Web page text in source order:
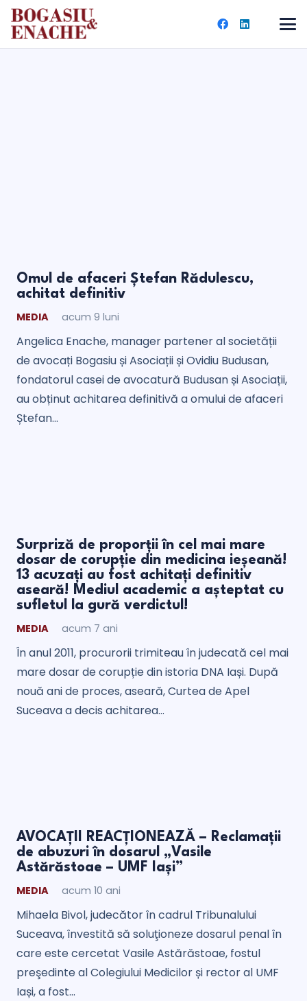
Omul de afaceri Ștefan Rădulescu,
achitat definitiv
MEDIA acum 9 luni
Angelica Enache, manager partener al societății
de avocați Bogasiu și Asociații și Ovidiu Budusan,
fondatorul casei de avocatură Budusan și Asociații,
au obținut achitarea definitivă a omului de afaceri
Ștefan…
Surpriză de proporții în cel mai mare
dosar de corupție din medicina ieșeană!
13 acuzați au fost achitați definitiv
aseară! Mediul academic a așteptat cu
sufletul la gură verdictul!
MEDIA acum 7 ani
În anul 2011, procurorii trimiteau în judecată cel mai
mare dosar de corupție din istoria DNA Iași. După
nouă ani de proces, aseară, Curtea de Apel
Suceava a decis achitarea…
AVOCAȚII REACȚIONEAZĂ – Reclamații
de abuzuri în dosarul „Vasile
Astărăstoae – UMF Iași”
MEDIA acum 10 ani
Mihaela Bivol, judecător în cadrul Tribunalului
Suceava, învestită să soluţioneze dosarul penal în
care este cercetat Vasile Astărăstoae, fostul
preşedinte al Colegiului Medicilor și rector al UMF
Iași, a fost…